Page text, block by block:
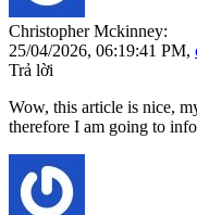
Christopher Mckinney:
25/04/2026, 06:19:41 PM,
Trả lời
Wow, this article is nice,
therefore I am going to